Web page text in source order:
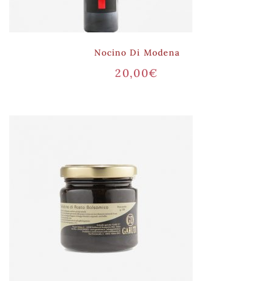
Nocino Di Modena
20,00€